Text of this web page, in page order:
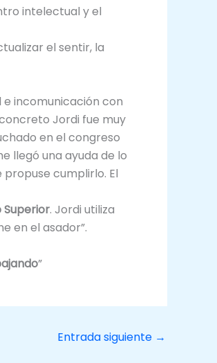
intelectual y el
el sentir, la
incomunicación con
Jordi fue muy
en el congreso
llegó una ayuda de lo
cumplirlo. El
Superior. Jordi utiliza
en el asador”.
”
Entrada siguiente →